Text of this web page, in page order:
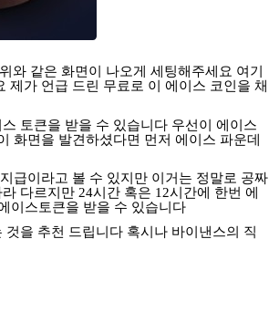
위와 같은 화면이 나오게 세팅해주세요 여기
제가 언급 드린 무료로 이 에이스 코인을 채
토큰을 받을 수 있습니다 우선이
에이스
화면을 발견하셨다면 먼저 에이스 파운데
지급이라고 볼 수 있지만 이거는 정말로 공짜
라 다르지만 24시간 혹은 12시간에 한번 에
이스토큰을 받을 수 있습니다
것을 추천 드립니다 혹시나 바이낸스의 직